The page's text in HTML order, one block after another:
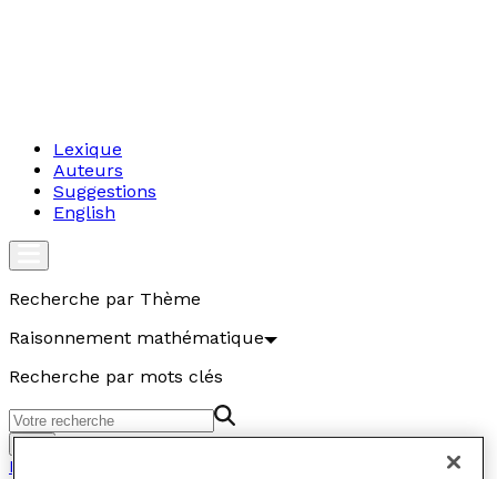
Lexique
Auteurs
Suggestions
English
Recherche par Thème
Raisonnement mathématique
Recherche par mots clés
Raisonnement mathématique